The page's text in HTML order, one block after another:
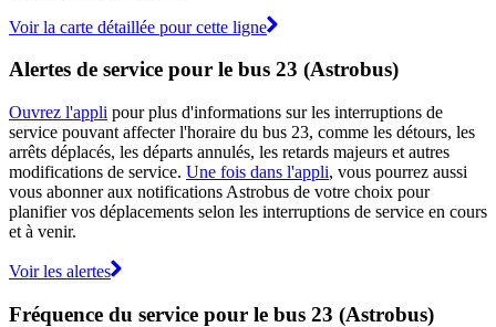
Voir la carte détaillée pour cette ligne
Alertes de service pour le bus 23 (Astrobus)
Ouvrez l'appli pour plus d'informations sur les interruptions de
service pouvant affecter l'horaire du bus 23, comme les détours, les
arrêts déplacés, les départs annulés, les retards majeurs et autres
modifications de service. Une fois dans l'appli, vous pourrez aussi
vous abonner aux notifications Astrobus de votre choix pour
planifier vos déplacements selon les interruptions de service en cours
et à venir.
Voir les alertes
Fréquence du service pour le bus 23 (Astrobus)